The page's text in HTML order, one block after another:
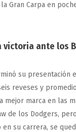
Gran Carpa en
victoria ante los
su presentación
reveses y
mejor marca en las
de los Dodgers,
su carrera, se